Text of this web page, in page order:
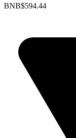
BNB$594.44